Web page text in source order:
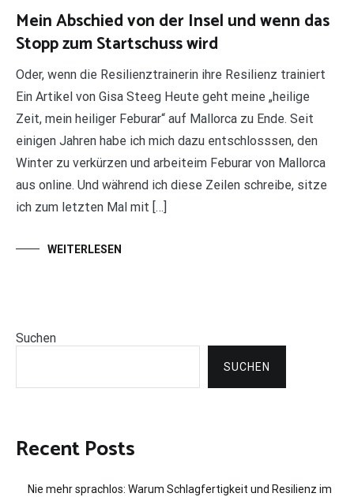
Mein Abschied von der Insel und wenn das
Stopp zum Startschuss wird
Oder, wenn die Resilienztrainerin ihre Resilienz trainiert
Ein Artikel von Gisa Steeg Heute geht meine „heilige
Zeit, mein heiliger Feburar“ auf Mallorca zu Ende. Seit
einigen Jahren habe ich mich dazu entschlosssen, den
Winter zu verkürzen und arbeiteim Feburar von Mallorca
aus online. Und während ich diese Zeilen schreibe, sitze
ich zum letzten Mal mit […]
WEITERLESEN
Suchen
SUCHEN
Recent Posts
Nie mehr sprachlos: Warum Schlagfertigkeit und Resilienz im